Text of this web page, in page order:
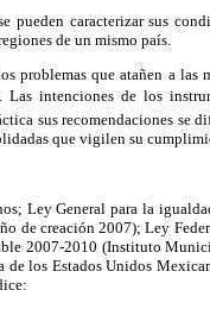
pueden caracterizar sus
de un mismo país.
problemas que atañen a las
intenciones de los
sus recomendaciones se
que vigilen su
Ley General para la
de creación 2007); Ley
2007-2010 (Instituto
los Estados Unidos